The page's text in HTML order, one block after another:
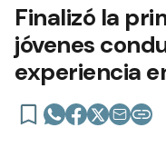
Finalizó la
jóvenes
experiencia